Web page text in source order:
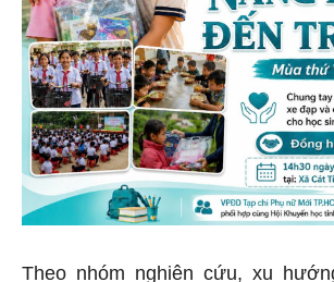
Theo nhóm nghiên cứu, xu